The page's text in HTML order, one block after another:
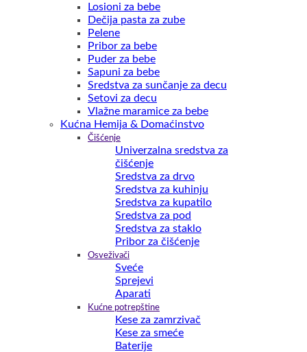
Losioni za bebe
Dečija pasta za zube
Pelene
Pribor za bebe
Puder za bebe
Sapuni za bebe
Sredstva za sunčanje za decu
Setovi za decu
Vlažne maramice za bebe
Kućna Hemija & Domaćinstvo
Čišćenje
Univerzalna sredstva za
čišćenje
Sredstva za drvo
Sredstva za kuhinju
Sredstva za kupatilo
Sredstva za pod
Sredstva za staklo
Pribor za čišćenje
Osveživači
Sveće
Sprejevi
Aparati
Kućne potrepštine
Kese za zamrzivač
Kese za smeće
Baterije